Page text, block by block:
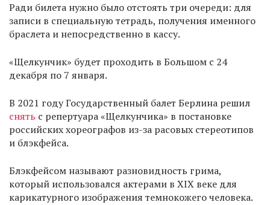
Ради билета нужно было отстоять три очереди: для
записи в специальную тетрадь, получения именного
браслета и непосредственно в кассу.
«Щелкунчик» будет проходить в Большом с 24
декабря по 7 января.
В 2021 году Государственный балет Берлина решил
снять с репертуара «Щелкунчика» в постановке
российских хореографов из-за расовых стереотипов
и блэкфейса.
Блэкфейсом называют разновидность грима,
который использовался актерами в XIX веке для
карикатурного изображения темнокожего человека.